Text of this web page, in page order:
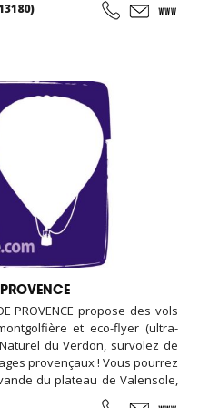
en alternant des phases plus
PROVENCE propose des vols
et eco-flyer (ultra-
du Verdon, survolez de
provençaux ! Vous pourrez
du plateau de Valensole,
gorges du Verdon tout en